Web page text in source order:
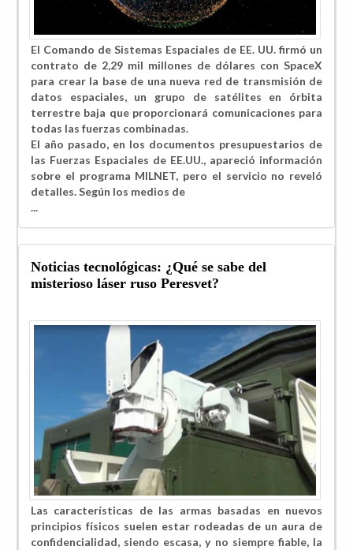
El Comando de Sistemas Espaciales de EE. UU. firmó un
contrato de 2,29 mil millones de dólares con SpaceX
para crear la base de una nueva red de transmisión de
datos espaciales, un grupo de satélites en órbita
terrestre baja que proporcionará comunicaciones para
todas las fuerzas combinadas.
El año pasado, en los documentos presupuestarios de
las Fuerzas Espaciales de EE.UU., apareció información
sobre el programa MILNET, pero el servicio no reveló
detalles. Según los medios de
...
Noticias tecnológicas: ¿Qué se sabe del
misterioso láser ruso Peresvet?
Las características de las armas basadas en nuevos
principios físicos suelen estar rodeadas de un aura de
confidencialidad, siendo escasa, y no siempre fiable, la